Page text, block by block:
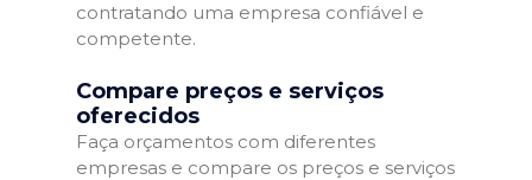
contratando uma empresa confiável e
competente.
Compare preços e serviços
oferecidos
Faça orçamentos com diferentes
empresas e compare os preços e serviços